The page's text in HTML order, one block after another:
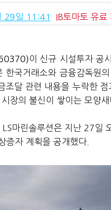
29일 11:41 IB토마토 유료
이 신규 시설투자 공
한국거래소와 금융감독원
조달 관련 내용을 누락한 점
시장의 불신이 쌓이는 모
마린솔루션은 지난 27
자 계획을 공개했다.